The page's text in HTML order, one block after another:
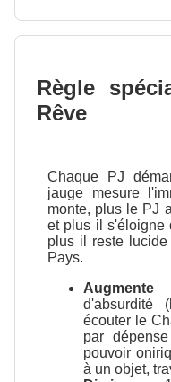
Règle
Rêve
Chaque PJ
jauge mesure
monte, plus le PJ
et plus il s'éloigne
plus il reste
Pays.
d'absurdité
écouter le
par
pouvoir
à un objet,